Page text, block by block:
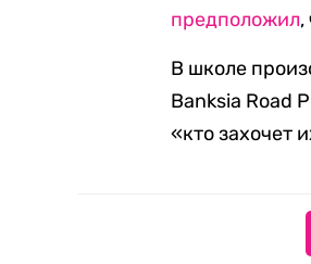
предположил,
В школе
Banksia Road
«кто захочет